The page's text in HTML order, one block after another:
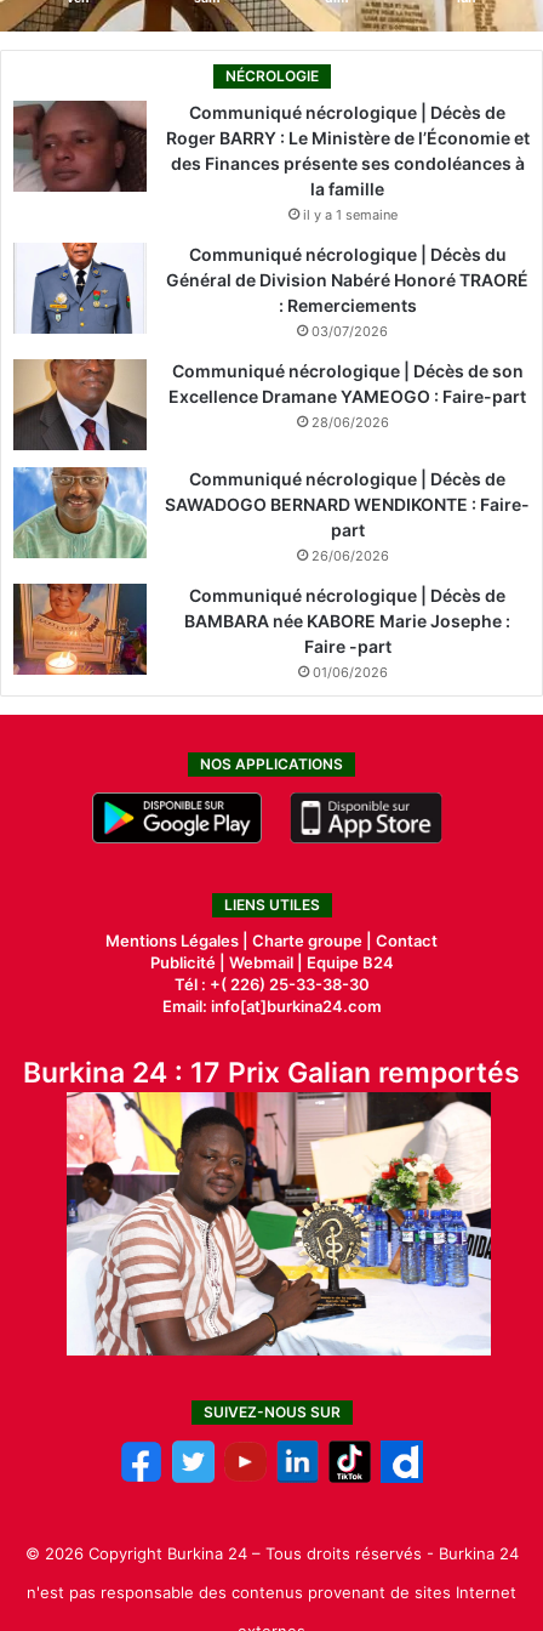
NÉCROLOGIE
Communiqué nécrologique | Décès de
Roger BARRY : Le Ministère de l’Économie et
des Finances présente ses condoléances à
la famille
il y a 1 semaine
Communiqué nécrologique | Décès du
Général de Division Nabéré Honoré TRAORÉ
: Remerciements
03/07/2026
Communiqué nécrologique | Décès de son
Excellence Dramane YAMEOGO : Faire-part
28/06/2026
Communiqué nécrologique | Décès de
SAWADOGO BERNARD WENDIKONTE : Faire-
part
26/06/2026
Communiqué nécrologique | Décès de
BAMBARA née KABORE Marie Josephe :
Faire -part
01/06/2026
NOS APPLICATIONS
LIENS UTILES
Mentions Légales | Charte groupe | Contact
Publicité| Webmail |
Equipe B24
Tél : +( 226) 25-33-38-30
Email: info[at]burkina24.com
Burkina 24 : 17 Prix Galian remportés
SUIVEZ-NOUS SUR
© 2026 Copyright Burkina 24 – Tous droits réservés - Burkina 24
n'est pas responsable des contenus provenant de sites Internet